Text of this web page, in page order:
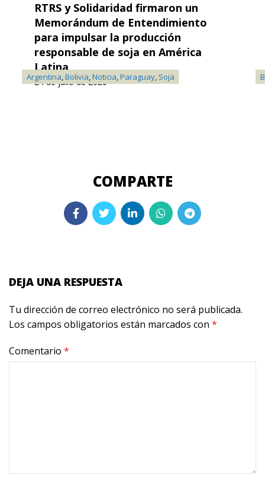
Argentina,Bolivia,Noticia,Paraguay, Soja
RTRS y Solidaridad firmaron un
Memorándum de Entendimiento
para impulsar la producción
responsable de soja en América
Latina
24 de julio de 2026
DEJA UNA RESPUESTA
Tu dirección de correo electrónico no será publicada.
Los campos obligatorios están marcados con *
Comentario *